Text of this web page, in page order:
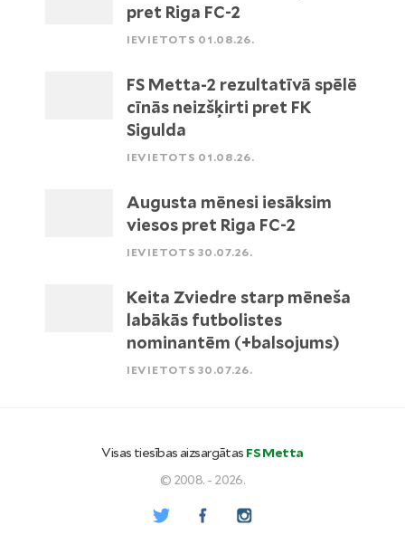
pret Riga FC-2
IEVIETOTS 01.08.26.
FS Metta-2 rezultatīvā spēlē
cīnās neizšķirti pret FK
Sigulda
IEVIETOTS 01.08.26.
Augusta mēnesi iesāksim
viesos pret Riga FC-2
IEVIETOTS 30.07.26.
Keita Zviedre starp mēneša
labākās futbolistes
nominantēm (+balsojums)
IEVIETOTS 30.07.26.
Visas tiesības aizsargātas FS Metta
© 2008. - 2026.